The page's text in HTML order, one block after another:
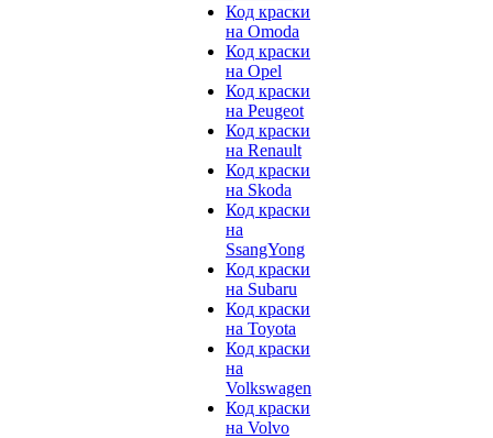
Код краски
на Omoda
Код краски
на Opel
Код краски
на Peugeot
Код краски
на Renault
Код краски
на Skoda
Код краски
на
SsangYong
Код краски
на Subaru
Код краски
на Toyota
Код краски
на
Volkswagen
Код краски
на Volvo